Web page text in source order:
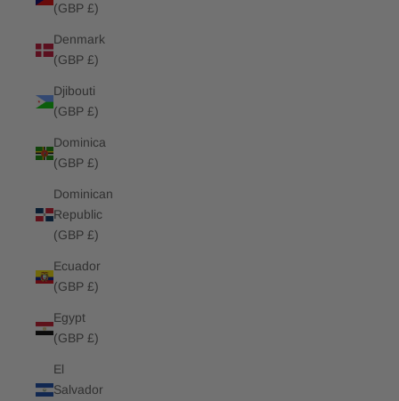
(GBP £)
Denmark
(GBP £)
Djibouti
(GBP £)
Dominica
(GBP £)
Dominican
Republic
(GBP £)
Ecuador
(GBP £)
Egypt
(GBP £)
El
Salvador